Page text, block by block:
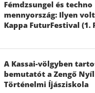
Fémdzsungel és techno
mennyország: Ilyen
Kappa FuturFestival (1.
A Kassai-völgyben
bemutatót a Zengő Nyíl
Történelmi Íjásziskola